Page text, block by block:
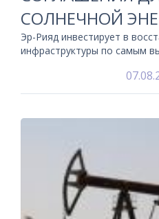
СОЛНЕЧНОЙ
Эр-Рияд инвестирует в
инфраструктуры по самым